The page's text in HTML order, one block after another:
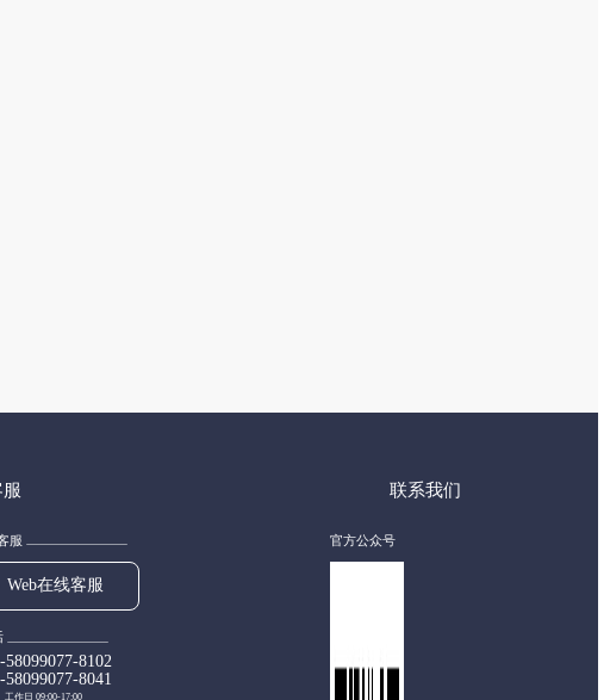
联系我们
服
Web在线客服
58099077-8102
58099077-8041
工作日 09:00-17:00
官方公众号